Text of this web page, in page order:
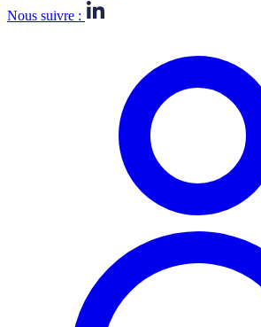
Nous suivre :